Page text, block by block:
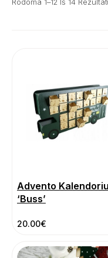
Rodoma 1–12 Iš 14
Advento
‘Buss’
20.00€